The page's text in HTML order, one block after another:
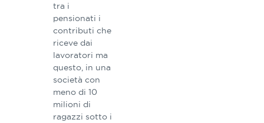
tra i
pensionati i
contributi che
riceve dai
lavoratori ma
questo, in una
società con
meno di 10
milioni di
ragazzi sotto i